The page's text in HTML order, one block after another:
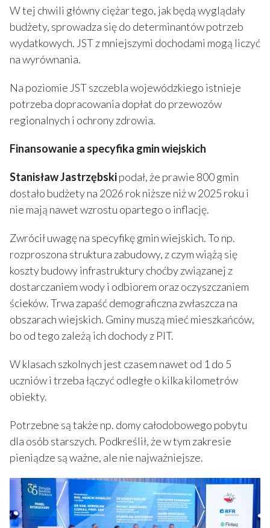
W tej chwili główny ciężar tego, jak będą wyglądały
budżety, sprowadza się do determinantów potrzeb
wydatkowych. JST z mniejszymi dochodami mogą liczyć
na wyrównania.
Na poziomie JST szczebla wojewódzkiego istnieje
potrzeba dopracowania dopłat do przewozów
regionalnych i ochrony zdrowia.
Finansowanie a specyfika gmin wiejskich
Stanisław Jastrzębskipodał, że prawie 800 gmin
dostało budżety na 2026 rok niższe niż w 2025 roku i
nie mają nawet wzrostu opartego o inflację.
Zwrócił uwagę na specyfikę gmin wiejskich. To np.
rozproszona struktura zabudowy, z czym wiążą się
koszty budowy infrastruktury choćby związanej z
dostarczaniem wody i odbiorem oraz oczyszczaniem
ścieków. Trwa zapaść demograficzna zwłaszcza na
obszarach wiejskich. Gminy muszą mieć mieszkańców,
bo od tego zależą ich dochody z PIT.
W klasach szkolnych jest czasem nawet od 1 do 5
uczniów i trzeba łączyć odległe o kilka kilometrów
obiekty.
Potrzebne są także np. domy całodobowego pobytu
dla osób starszych. Podkreślił, że w tym zakresie
pieniądze są ważne, ale nie najważniejsze.